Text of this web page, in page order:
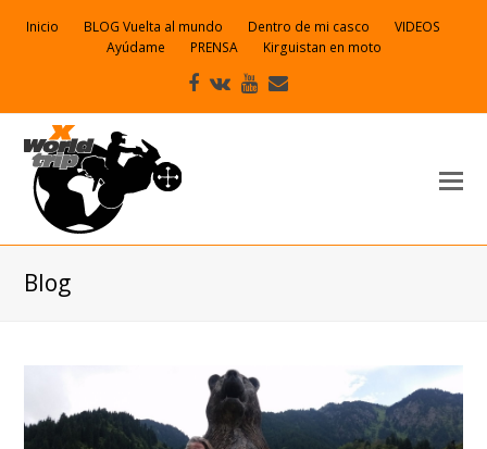
Inicio BLOG Vuelta al mundo Dentro de mi casco
VIDEOS
Ayúdame
PRENSA Kirguistan en moto
Facebook
VK Youtube
electrónico
Blog